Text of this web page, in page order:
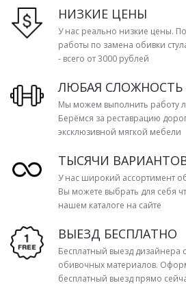
НИЗКИЕ ЦЕНЫ
У нас реально низкие цены.
работы по замена обивки
- всего от 3000 рублей
ЛЮБАЯ СЛОЖНОСТЬ
Мы можем выполнить работу
Берёмся за реставрацию
эксклюзивной мягкой мебели
ТЫСЯЧИ
У нас широкий ассортимент
Вы можете выбрать для себя
нашем каталоге на сайте
ВЫЕЗД БЕСПЛАТНО
Бесплатный выезд дизайнера
обивочных материалов.
бесплатный выезд прямо